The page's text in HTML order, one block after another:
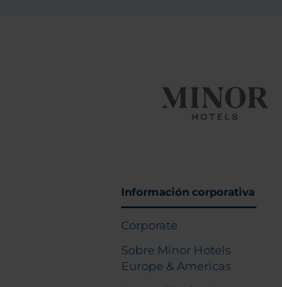
Información corporativa
Corporate
Sobre Minor Hotels
Europe & Americas